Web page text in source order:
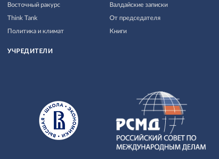
Восточный ракурс
Think Tank
Политика и климат
Валдайские записки
От председателя
Книги
УЧРЕДИТЕЛИ